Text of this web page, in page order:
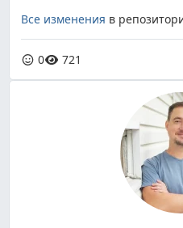
Все изменения в
0 721